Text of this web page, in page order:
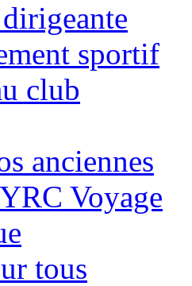
sportif
club
anciennes
Voyage
tous